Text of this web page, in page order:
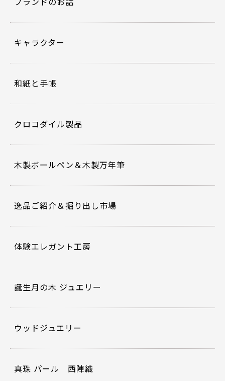
キャラクター
和紙と手帳
クロコダイル製品
木製ボールペン＆木製万年筆
逸品ご紹介＆掘り出し市場
体験エレガント工房
誕生月の木 ジュエリー
ウッドジュエリー
真珠 パール 西陣織